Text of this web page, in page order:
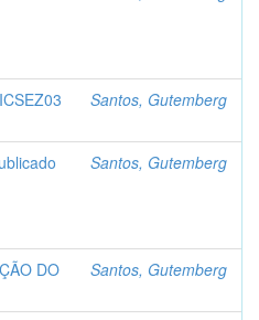
Santos, Gutemberg
Santos, Gutemberg
DO
Santos, Gutemberg